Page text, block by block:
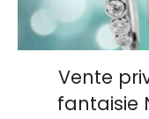
Vente
fantaisie